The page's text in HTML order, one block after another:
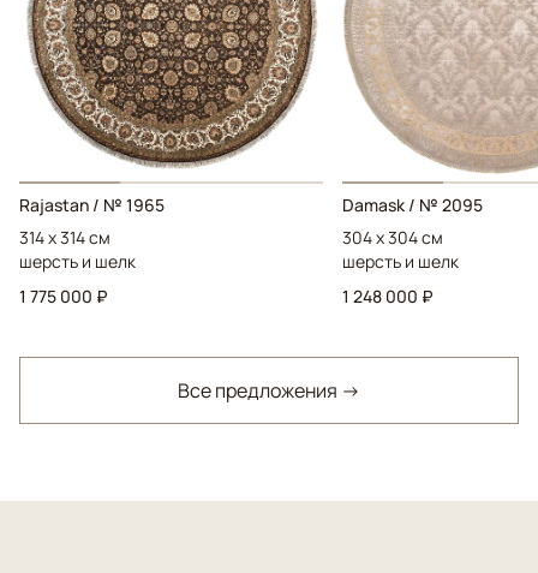
Rajastan / № 1965
314 x 314 см
шерсть и шелк
1 775 000 ₽
Damask / № 2095
304 x 304 см
шерсть и шелк
1 248 000 ₽
Все предложения →